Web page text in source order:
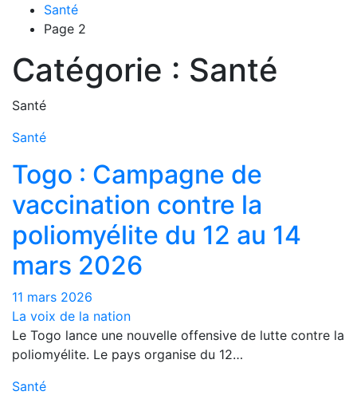
Santé
Page 2
Catégorie : Santé
Santé
Santé
Togo : Campagne de
vaccination contre la
poliomyélite du 12 au 14
mars 2026
11 mars 2026
La voix de la nation
Le Togo lance une nouvelle offensive de lutte contre la
poliomyélite. Le pays organise du 12…
Santé